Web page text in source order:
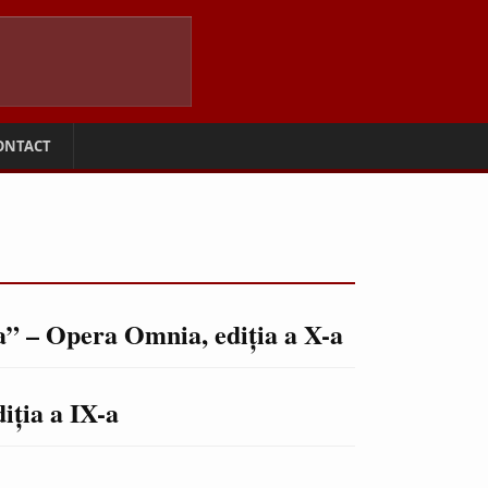
– Opera Omnia, ediţia a X-a
a IX-a